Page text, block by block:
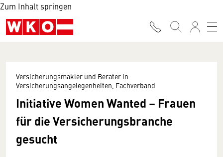
Zum Inhalt springen
Versicherungsmakler und Berater in
Versicherungsangelegenheiten, Fachverband
Initiative Women Wanted – Frauen
für die Versicherungsbranche
gesucht